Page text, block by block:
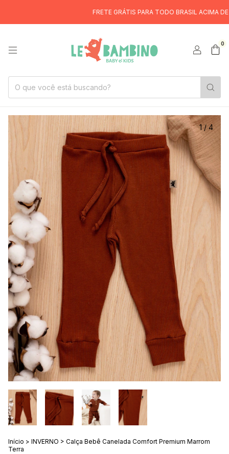
FRETE GRÁTIS PARA TODO BRASIL ACIMA DE
0
1/ 4
Início > INVERNO > Calça Bebê Canelada Comfort Premium Marrom
Terra